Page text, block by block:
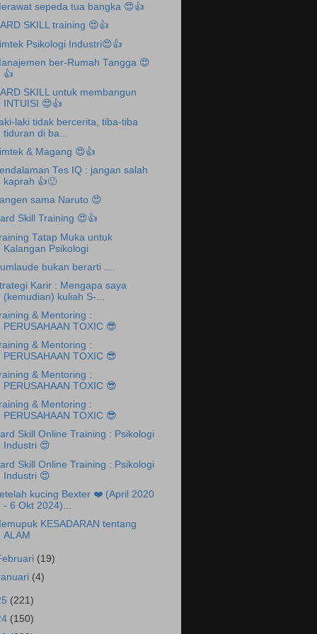
sepeda tua bangka 😍👍
SKILL training 😍👍
Psikologi Industri😍👍
ber-Rumah Tangga 😍
👍
SKILL untuk membangun
INTUISI 😍👍
laki tidak bercerita, tiba-tiba
tiduran di ba...
& Magang 😍👍
Tes IQ : jangan salah
kaprah 👍🙂
sama Naruto 😍
Skill Training 😍👍
Tatap Muka untuk
Kalangan Psikologi
bukan berarti ....
Karir : Mengapa saya
(kemudian) kuliah S-...
& Mentoring :
PERUSAHAAN TOXIC 😎
& Mentoring :
PERUSAHAAN TOXIC 😎
& Mentoring :
PERUSAHAAN TOXIC 😎
& Mentoring :
PERUSAHAAN TOXIC 😎
Skill Online Training : Psikologi
Industri 😍
Skill Online Training : Psikologi
Industri 😍
kucing Bexter ❤️ (April 2020
- 6 Okt 2024)...
KESADARAN tentang
ALAM
(19)
(4)
(221)
(150)